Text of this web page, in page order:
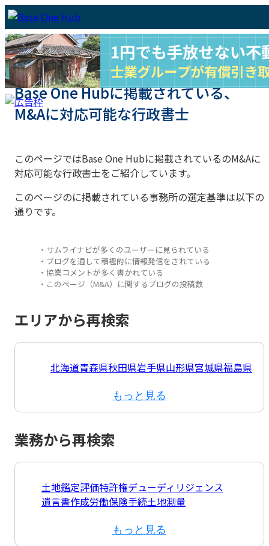
Base One Hubに掲載されている、
M&Aに対応可能な行政書士
このページではBase One Hubに掲載されているのM&Aに
対応可能な行政書士をご紹介しています。
このページのに掲載されている事務所の選定基準は以下の
通りです。
・サムライナビが多くのユーザーに見られている
・ブログを通して積極的に情報発信をされている
・協業コメントが多く書かれている
・このページ（M&A）に関するブログの投稿数
エリアから再検索
北海道青森県秋田県岩手県山形県宮城県福島県
もっと見る
業務から再検索
土地鑑定評価特許権デューディリジェンス
遺言書作成労働保険手続土地測量
もっと見る